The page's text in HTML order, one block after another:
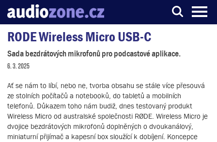
Server o digitálním zpracování zvuku
RODE Wireless Micro USB-C
Sada bezdrátových mikrofonů pro podcastové aplikace.
6. 3. 2025
Ať se nám to líbí, nebo ne, tvorba obsahu se stále více přesouvá
ze stolních počítačů a notebooků, do tabletů a mobilních
telefonů. Důkazem toho nám budiž, dnes testovaný produkt
Wireless Micro od australské společnosti RØDE. Wireless Micro je
dvojice bezdrátových mikrofonů doplněných o dvoukanálový,
miniaturní přijímač a kapesní box sloužící k dobíjení. Koncepce